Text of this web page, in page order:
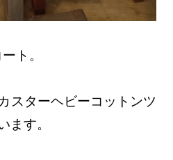
ト。
スターヘビーコットンツ
す。